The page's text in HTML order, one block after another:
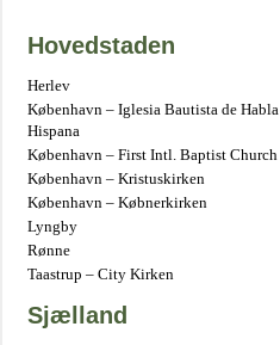
Hovedstaden
Herlev
København – Iglesia Bautista de Habla
Hispana
København – First Intl. Baptist Church
København – Kristuskirken
København – Købnerkirken
Lyngby
Rønne
Taastrup – City Kirken
Sjælland